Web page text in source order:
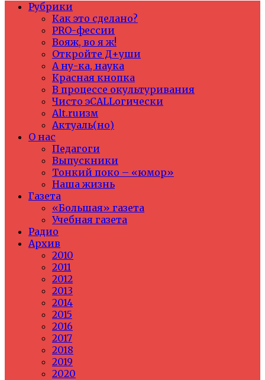
Рубрики
Как это сделано?
PRO-фессии
Вояж, во я ж!
Откройте Д+уши
А ну-ка, наука
Красная кнопка
В процессе окультуривания
Чисто эCALLогически
Alt.ruизм
Актуаль(но)
О нас
Педагоги
Выпускники
Тонкий поко – «юмор»
Наша жизнь
Газета
«Большая» газета
Учебная газета
Радио
Архив
2010
2011
2012
2013
2014
2015
2016
2017
2018
2019
2020